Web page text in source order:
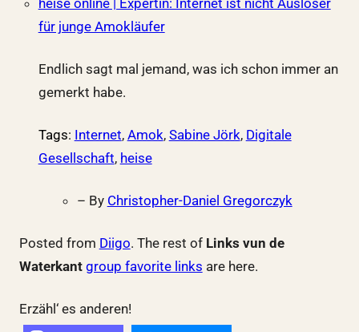
für junge Amokläufer
Endlich sagt mal jemand, was ich schon immer an
gemerkt habe.
Tags: Internet, Amok, Sabine Jörk, Digitale
Gesellschaft, heise
– By Christopher-Daniel Gregorczyk
Posted from Diigo. The rest of Links vun de
Waterkant group favorite links are here.
Erzähl‘ es anderen!